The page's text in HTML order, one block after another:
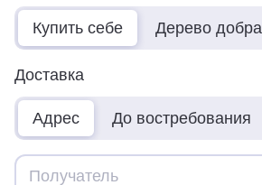
Купить себе Дерево добра
Доставка
Адрес До востребования